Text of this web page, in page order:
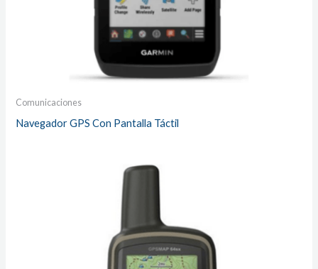
Comunicaciones
Navegador GPS Con Pantalla Táctil